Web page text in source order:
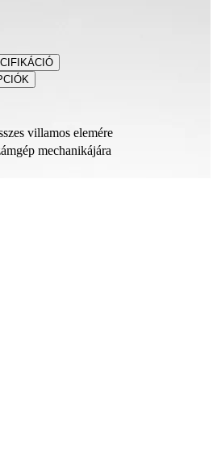
villamos elemére
mechanikájára